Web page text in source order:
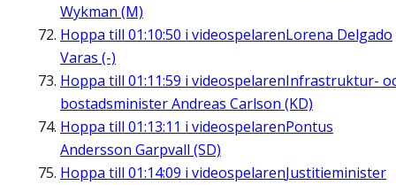
Wykman (M)
Hoppa till 01:10:50 i videospelarenLorena Delgado
Varas (-)
Hoppa till 01:11:59 i videospelarenInfrastruktur-
bostadsminister Andreas Carlson (KD)
Hoppa till 01:13:11 i videospelarenPontus
Andersson Garpvall (SD)
Hoppa till 01:14:09 i videospelarenJustitieminister